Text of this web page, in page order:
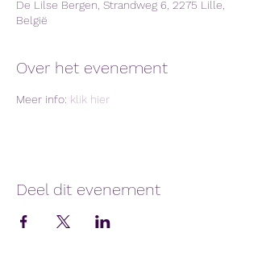
De Lilse Bergen, Strandweg 6, 2275 Lille,
België
Over het evenement
Meer info: klik hier
Deel dit evenement